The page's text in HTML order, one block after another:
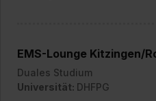
EMS-Lounge Kitzingen/
Duales Studium
Universität: DHFPG